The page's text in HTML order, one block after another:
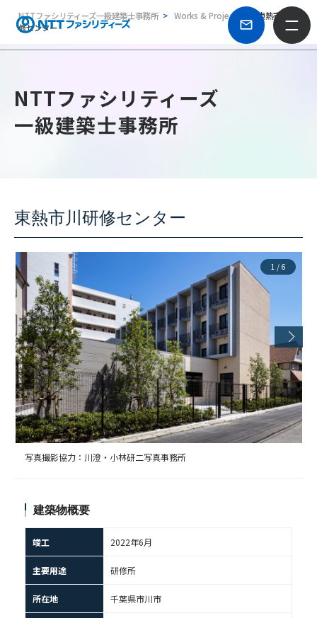
NTTファシリティーズ一級建築士事務所 Works & Projects
東熱市川研
修センター
NTTファシリティーズ
一級建築士事務所
東熱市川研修センター
1 / 6
写真撮影協力：川澄・小林研二写真事務所
建築物概要
竣工 2022年6月
主要用途 研修所
所在地 千葉県市川市